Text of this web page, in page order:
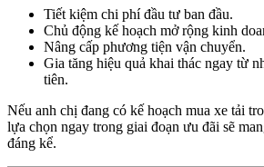
Tiết kiệm chi phí đầu tư ban đầu.
Chủ động kế hoạch mở rộng kinh
Nâng cấp phương tiện vận chuyển.
Gia tăng hiệu quả khai thác ngay từ
tiên.
Nếu anh chị đang có kế hoạch mua xe tải
lựa chọn ngay trong giai đoạn ưu đãi sẽ
đáng kể.